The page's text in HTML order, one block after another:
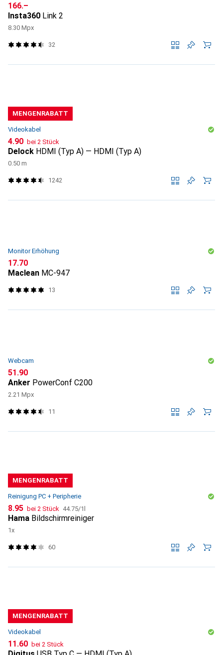
CHF
166.–
Insta360 Link 2
8.30 Mpx
32
MENGENRABATT
Videokabel
CHF
4.90 bei 2 Stück
Delock HDMI (Typ A) — HDMI (Typ A)
0.50 m
1242
Monitor Erhöhung
CHF
17.70
Maclean MC-947
13
Webcam
CHF
51.90
Anker PowerConf C200
2.21 Mpx
11
MENGENRABATT
Reinigung PC + Peripherie
CHF
8.95 bei 2 Stück CHF
44.75/1l
Hama Bildschirmreiniger
1x
60
MENGENRABATT
Videokabel
CHF
11.60 bei 2 Stück